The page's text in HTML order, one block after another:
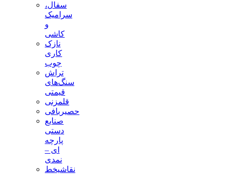
سفال،
سرامیک
و
کاشی
نازک
کاری
چوب
تراش
سنگ‌های
قیمتی
قلمزنی
حصیربافی
صنایع
دستی
پارچه
ای –
نمدی
نقاشیخط